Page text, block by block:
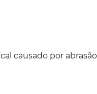
causado por abrasão